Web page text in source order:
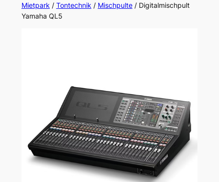
Mietpark / Tontechnik / Mischpulte/ Digitalmischpult
Yamaha QL5